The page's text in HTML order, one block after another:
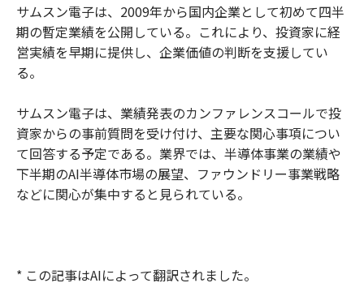
サムスン電子は、2009年から国内企業として初めて四半
期の暫定業績を公開している。これにより、投資家に経
営実績を早期に提供し、企業価値の判断を支援してい
る。
サムスン電子は、業績発表のカンファレンスコールで投
資家からの事前質問を受け付け、主要な関心事項につい
て回答する予定である。業界では、半導体事業の業績や
下半期のAI半導体市場の展望、ファウンドリー事業戦略
などに関心が集中すると見られている。
* この記事はAIによって翻訳されました。